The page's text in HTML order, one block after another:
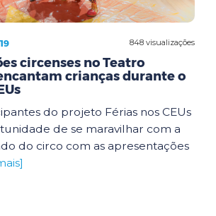
848 visualizações
circenses no Teatro
crianças durante o
do projeto Férias nos CEUs
de se maravilhar com a
do circo com as apresentações